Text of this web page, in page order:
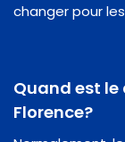
changer pour
Quand est
Florence?